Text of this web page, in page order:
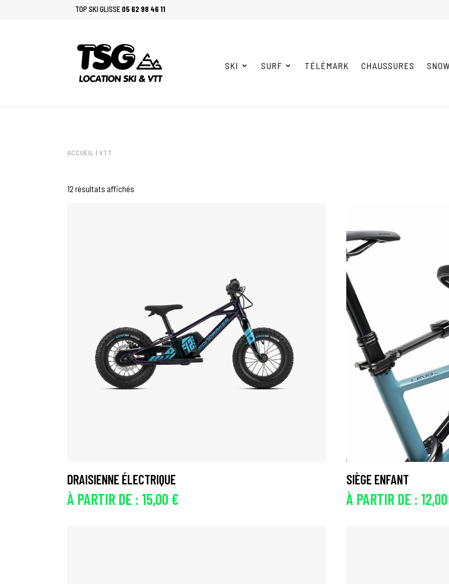
LOCATION VTT,
TOP SKI GLISSE 05 62 98 46 11
SKI SURF TÉLÉMARK CHAUSSURES
ACCUEIL | VTT
75,00€
12 résultats affichés
DRAISIENNE ÉLECTRIQUE
À PARTIR DE : 15,00 €
SIÈGE ENFANT
À PARTIR DE :